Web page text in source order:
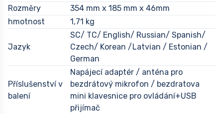
Rozměry
354 mm x 185 mm x 46mm
hmotnost
1,71 kg
Jazyk
SC/ TC/ English/ Russian/ Spanish/
Czech/ Korean /Latvian / Estonian /
German
Příslušenství v
balení
Napájecí adaptér / anténa pro
bezdrátový mikrofon / bezdratova
mini klavesnice pro ovládání+USB
přijímač